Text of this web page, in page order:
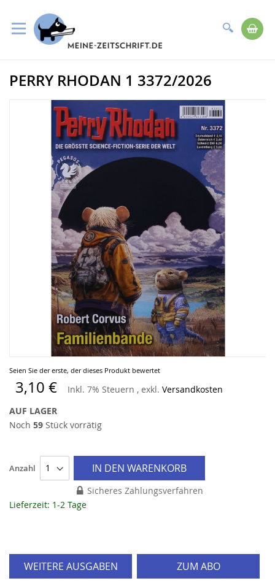
Suche
zum
Inhalt
Seien Sie der erste, der dieses Produkt bewertet
3,10 € Inkl. 7% Steuern , exkl. Versandkosten
AUF LAGER
Noch 59 Stück vorrätig
Anzahl IN DEN WARENKORB
Sicheres Zahlungsverfahren
Lieferzeit: 1-2 Tage
WEITERE AUSGABEN ZUM ABO
Zum
Bildergalerie
PERRY RHODAN 1 3372/2026
Zum
Anfang
der
Bildergalerie
springen